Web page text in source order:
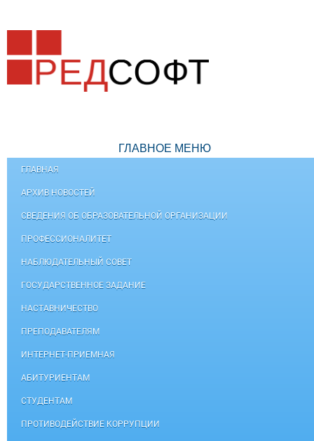
ГЛАВНОЕ МЕНЮ
ГЛАВНАЯ
АРХИВ НОВОСТЕЙ
СВЕДЕНИЯ ОБ ОБРАЗОВАТЕЛЬНОЙ ОРГАНИЗАЦИИ
ПРОФЕССИОНАЛИТЕТ
НАБЛЮДАТЕЛЬНЫЙ СОВЕТ
ГОСУДАРСТВЕННОЕ ЗАДАНИЕ
НАСТАВНИЧЕСТВО
ПРЕПОДАВАТЕЛЯМ
ИНТЕРНЕТ-ПРИЕМНАЯ
АБИТУРИЕНТАМ
СТУДЕНТАМ
ПРОТИВОДЕЙСТВИЕ КОРРУПЦИИ